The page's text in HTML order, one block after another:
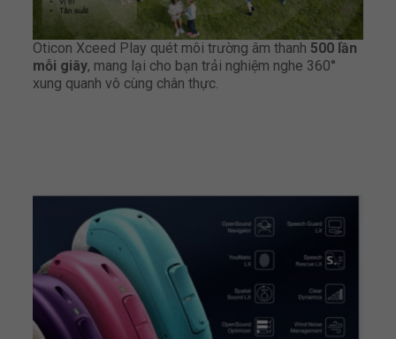
Oticon Xceed Play quét môi trường âm thanh 500 lần
mỗi giây, mang lại cho bạn trải nghiệm nghe 360°
xung quanh vô cùng chân thực.